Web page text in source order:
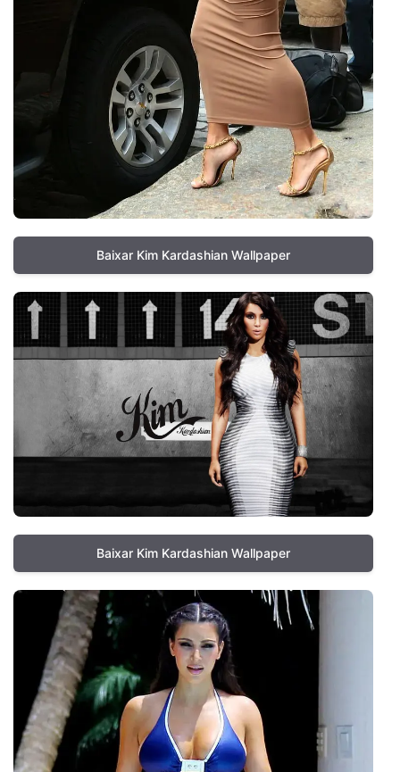
Baixar Kim Kardashian Wallpaper
Baixar Kim Kardashian Wallpaper